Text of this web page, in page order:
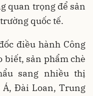
quan trọng để sản
quốc tế.
điều hành Công
biết, sản phẩm chè
sang nhiều thị
Đài Loan, Trung